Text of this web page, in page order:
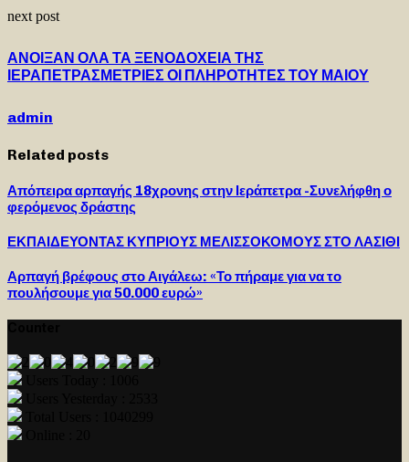
next post
ΑΝΟΙΞΑΝ ΟΛΑ ΤΑ ΞΕΝΟΔΟΧΕΙΑ ΤΗΣ
ΙΕΡΑΠΕΤΡΑΣΜΕΤΡΙΕΣ ΟΙ ΠΛΗΡΟΤΗΤΕΣ ΤΟΥ ΜΑΙΟΥ
admin
Related posts
Απόπειρα αρπαγής 18χρονης στην Ιεράπετρα -Συνελήφθη ο
φερόμενος δράστης
ΕΚΠΑΙΔΕΥΟΝΤΑΣ ΚΥΠΡΙΟΥΣ ΜΕΛΙΣΣΟΚΟΜΟΥΣ ΣΤΟ ΛΑΣΙΘΙ
Αρπαγή βρέφους στο Αιγάλεω: «Το πήραμε για να το
πουλήσουμε για 50.000 ευρώ»